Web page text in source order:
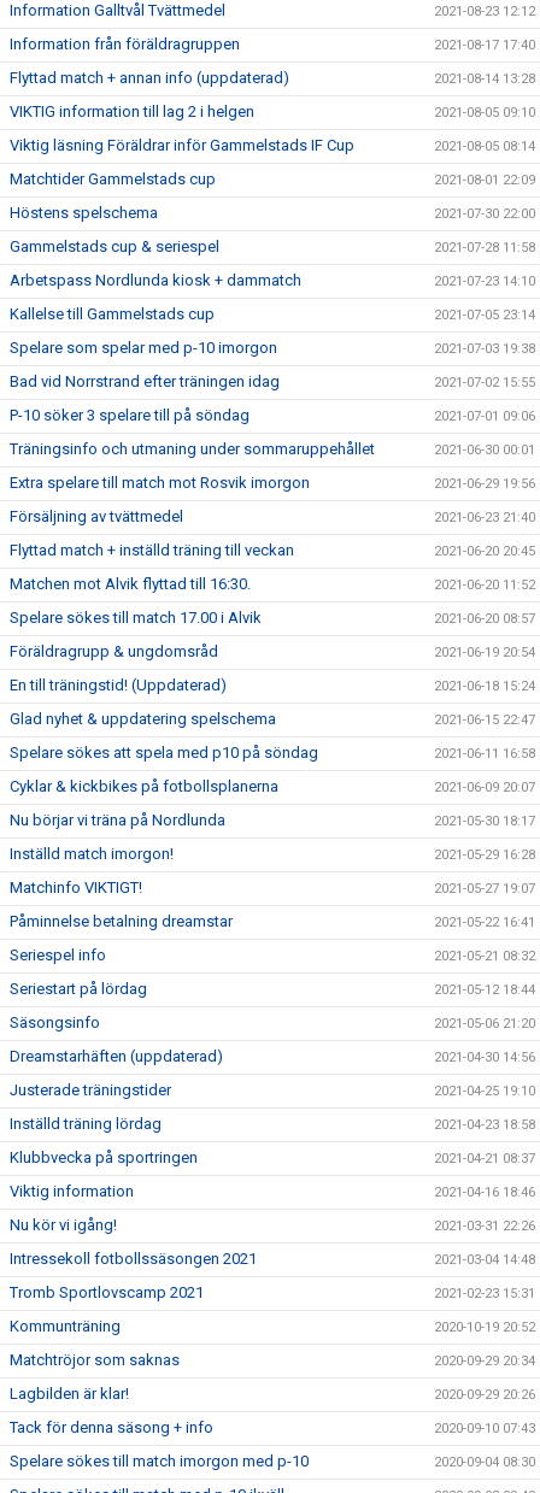
Information Galltvål Tvättmedel 2021-08-23 12:12
Information från föräldragruppen 2021-08-17 17:40
Flyttad match + annan info (uppdaterad) 2021-08-14 13:28
VIKTIG information till lag 2 i helgen 2021-08-05 09:10
Viktig läsning Föräldrar inför Gammelstads IF Cup 2021-08-05 08:14
Matchtider Gammelstads cup 2021-08-01 22:09
Höstens spelschema 2021-07-30 22:00
Gammelstads cup & seriespel 2021-07-28 11:58
Arbetspass Nordlunda kiosk + dammatch 2021-07-23 14:10
Kallelse till Gammelstads cup 2021-07-05 23:14
Spelare som spelar med p-10 imorgon 2021-07-03 19:38
Bad vid Norrstrand efter träningen idag 2021-07-02 15:55
P-10 söker 3 spelare till på söndag 2021-07-01 09:06
Träningsinfo och utmaning under sommaruppehållet 2021-06-30 00:01
Extra spelare till match mot Rosvik imorgon 2021-06-29 19:56
Försäljning av tvättmedel 2021-06-23 21:40
Flyttad match + inställd träning till veckan 2021-06-20 20:45
Matchen mot Alvik flyttad till 16:30. 2021-06-20 11:52
Spelare sökes till match 17.00 i Alvik 2021-06-20 08:57
Föräldragrupp & ungdomsråd 2021-06-19 20:54
En till träningstid! (Uppdaterad) 2021-06-18 15:24
Glad nyhet & uppdatering spelschema 2021-06-15 22:47
Spelare sökes att spela med p10 på söndag 2021-06-11 16:58
Cyklar & kickbikes på fotbollsplanerna 2021-06-09 20:07
Nu börjar vi träna på Nordlunda 2021-05-30 18:17
Inställd match imorgon! 2021-05-29 16:28
Matchinfo VIKTIGT! 2021-05-27 19:07
Påminnelse betalning dreamstar 2021-05-22 16:41
Seriespel info 2021-05-21 08:32
Seriestart på lördag 2021-05-12 18:44
Säsongsinfo 2021-05-06 21:20
Dreamstarhäften (uppdaterad) 2021-04-30 14:56
Justerade träningstider 2021-04-25 19:10
Inställd träning lördag 2021-04-23 18:58
Klubbvecka på sportringen 2021-04-21 08:37
Viktig information 2021-04-16 18:46
Nu kör vi igång! 2021-03-31 22:26
Intressekoll fotbollssäsongen 2021 2021-03-04 14:48
Tromb Sportlovscamp 2021 2021-02-23 15:31
Kommunträning 2020-10-19 20:52
Matchtröjor som saknas 2020-09-29 20:34
Lagbilden är klar! 2020-09-29 20:26
Tack för denna säsong + info 2020-09-10 07:43
Spelare sökes till match imorgon med p-10 2020-09-04 08:30